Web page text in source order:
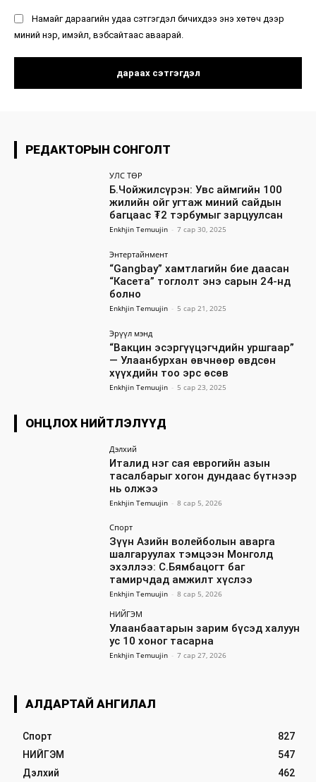
Намайг дараагийн удаа сэтгэгдэл бичихдээ энэ хөтөч дээр
миний нэр, имэйл, вэбсайтаас аваарай.
РЕДАКТОРЫН СОНГОЛТ
УЛС ТӨР
Б.Чойжилсүрэн: Увс аймгийн 100
жилийн ойг угтаж миний сайдын
багцаас ₮2 тэрбумыг зарцуулсан
Enkhjin Temuujin - 7 сар 30, 2025
Энтертайнмент
“Gangbay” хамтлагийн бие даасан
“Касета” тоглолт энэ сарын 24-нд
болно
Enkhjin Temuujin - 5 сар 21, 2025
Эрүүл мэнд
“Вакцин эсэргүүцэгчдийн уршгаар”
— Улаанбурхан өвчнөөр өвдсөн
хүүхдийн тоо эрс өсөв
Enkhjin Temuujin - 5 сар 23, 2025
ОНЦЛОХ НИЙТЛЭЛҮҮД
Дэлхий
Италид нэг сая еврогийн азын
тасалбарыг хогон дундаас бүтнээр
нь олжээ
Enkhjin Temuujin - 8 сар 5, 2026
Спорт
Зүүн Азийн волейболын аварга
шалгаруулах тэмцээн Монголд
эхэллээ: С.Бямбацогт баг
тамирчдад амжилт хүслээ
Enkhjin Temuujin - 8 сар 5, 2026
НИЙГЭМ
Улаанбаатарын зарим бүсэд халуун
ус 10 хоног тасарна
Enkhjin Temuujin - 7 сар 27, 2026
АЛДАРТАЙ АНГИЛАЛ
Спорт
827
НИЙГЭМ
547
Дэлхий
462